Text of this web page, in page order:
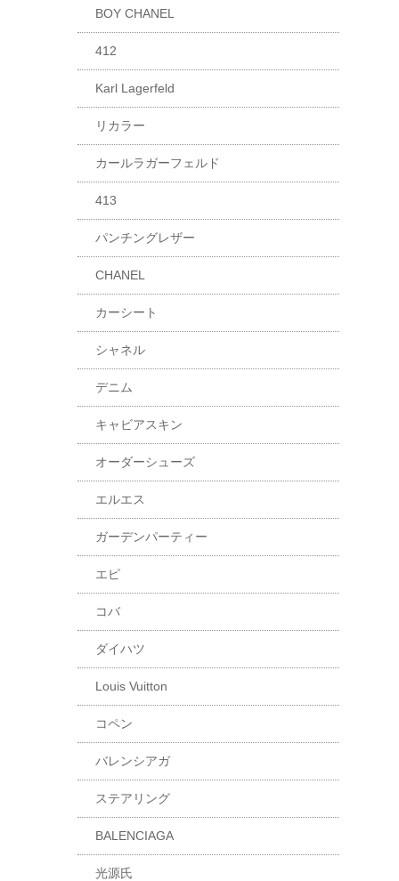
BOY CHANEL
412
Karl Lagerfeld
リカラー
カールラガーフェルド
413
パンチングレザー
CHANEL
カーシート
シャネル
デニム
キャビアスキン
オーダーシューズ
エルエス
ガーデンパーティー
エピ
コバ
ダイハツ
Louis Vuitton
コペン
バレンシアガ
ステアリング
BALENCIAGA
光源氏